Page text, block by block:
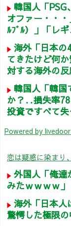
韓国人「PSG
オファー・・
ﾙﾌﾞﾙ）」「レ
海外「日本の
てきたけど何
対する海外の
韓国人「韓国
か？‥損失率78
投資ですべて
Powered by livedoor
恋は疑惑に染まり
外国人「俺達
みたｗｗｗｗ」
海外「日本人
驚愕した極限